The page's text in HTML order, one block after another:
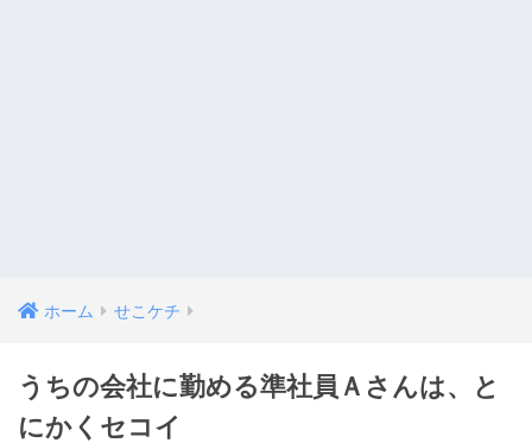
ホーム せこケチ
うちの会社に勤める準社員Ａさんは、と
にかくセコイ